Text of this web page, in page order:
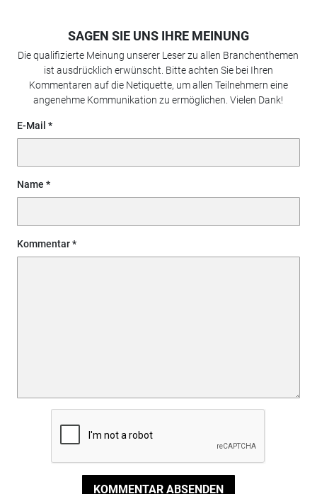
SAGEN SIE UNS IHRE MEINUNG
Die qualifizierte Meinung unserer Leser zu allen Branchenthemen
ist ausdrücklich erwünscht. Bitte achten Sie bei Ihren
Kommentaren auf die Netiquette, um allen Teilnehmern eine
angenehme Kommunikation zu ermöglichen. Vielen Dank!
E-Mail
Name
Kommentar
KOMMENTAR ABSENDEN